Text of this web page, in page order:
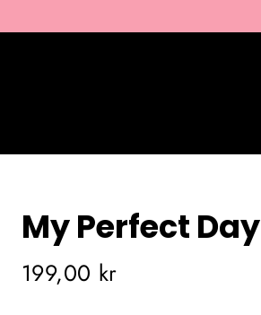
My Perfect Day
Almindelig
199,00 kr